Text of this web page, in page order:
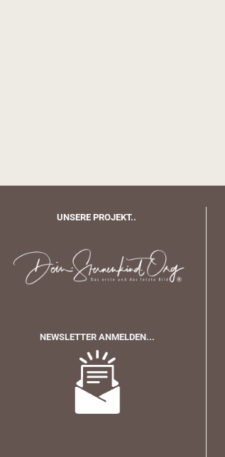
UNSERE PROJEKT..
NEWSLETTER ANMELDEN...